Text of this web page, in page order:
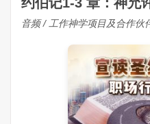
音频 / 工作神学项目及合作伙